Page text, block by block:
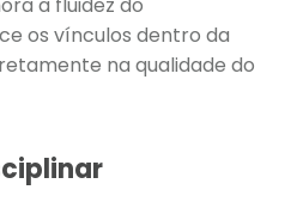
a fluidez do
os vínculos dentro da
na qualidade do